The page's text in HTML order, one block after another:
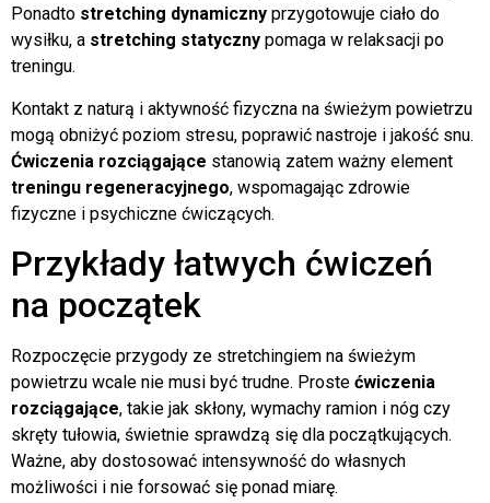
Ponadto stretching dynamiczny przygotowuje ciało do
wysiłku, a stretching statyczny pomaga w relaksacji po
treningu.
Kontakt z naturą i aktywność fizyczna na świeżym powietrzu
mogą obniżyć poziom stresu, poprawić nastroje i jakość snu.
Ćwiczenia rozciągające stanowią zatem ważny element
treningu regeneracyjnego, wspomagając zdrowie
fizyczne i psychiczne ćwiczących.
Przykłady łatwych ćwiczeń
na początek
Rozpoczęcie przygody ze stretchingiem na świeżym
powietrzu wcale nie musi być trudne. Proste ćwiczenia
rozciągające, takie jak skłony, wymachy ramion i nóg czy
skręty tułowia, świetnie sprawdzą się dla początkujących.
Ważne, aby dostosować intensywność do własnych
możliwości i nie forsować się ponad miarę.